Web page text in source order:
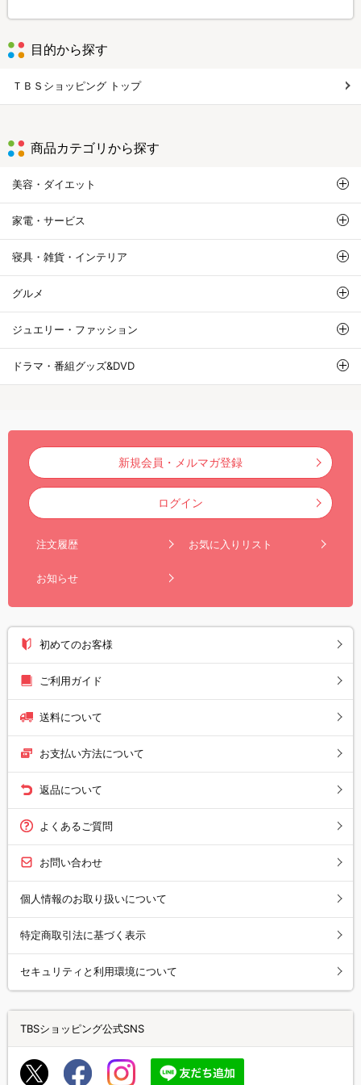
目的から探す
ＴＢＳショッピング トップ
商品カテゴリから探す
美容・ダイエット
家電・サービス
寝具・雑貨・インテリア
グルメ
ジュエリー・ファッション
ドラマ・番組グッズ&DVD
新規会員・メルマガ登録
ログイン
注文履歴 お気に入りリスト
お知らせ
初めてのお客様
ご利用ガイド
送料について
お支払い方法について
返品について
よくあるご質問
お問い合わせ
個人情報のお取り扱いについて
特定商取引法に基づく表示
セキュリティと利用環境について
TBSショッピング公式SNS